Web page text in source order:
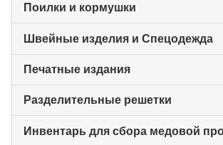
Поилки и кормушки
Швейные изделия и Спецодежда
Печатные издания
Разделительные решетки
Инвентарь для сбора медовой